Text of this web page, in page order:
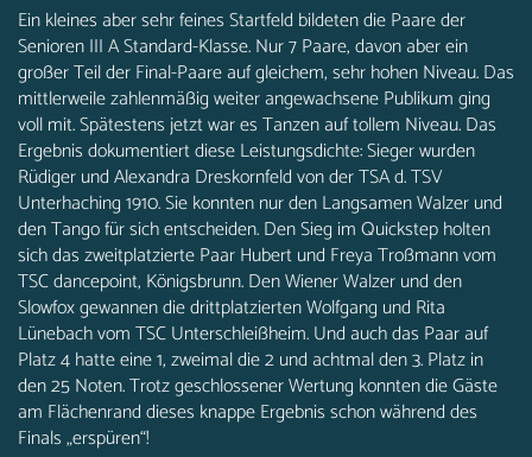
Ein kleines aber sehr feines Startfeld bildeten die Paare der
Senioren III A Standard-Klasse. Nur 7 Paare, davon aber ein
großer Teil der Final-Paare auf gleichem, sehr hohen Niveau. Das
mittlerweile zahlenmäßig weiter angewachsene Publikum ging
voll mit. Spätestens jetzt war es Tanzen auf tollem Niveau. Das
Ergebnis dokumentiert diese Leistungsdichte: Sieger wurden
Rüdiger und Alexandra Dreskornfeld von der TSA d. TSV
Unterhaching 1910. Sie konnten nur den Langsamen Walzer und
den Tango für sich entscheiden. Den Sieg im Quickstep holten
sich das zweitplatzierte Paar Hubert und Freya Troßmann vom
TSC dancepoint, Königsbrunn. Den Wiener Walzer und den
Slowfox gewannen die drittplatzierten Wolfgang und Rita
Lünebach vom TSC Unterschleißheim. Und auch das Paar auf
Platz 4 hatte eine 1, zweimal die 2 und achtmal den 3. Platz in
den 25 Noten. Trotz geschlossener Wertung konnten die Gäste
am Flächenrand dieses knappe Ergebnis schon während des
Finals „erspüren“!